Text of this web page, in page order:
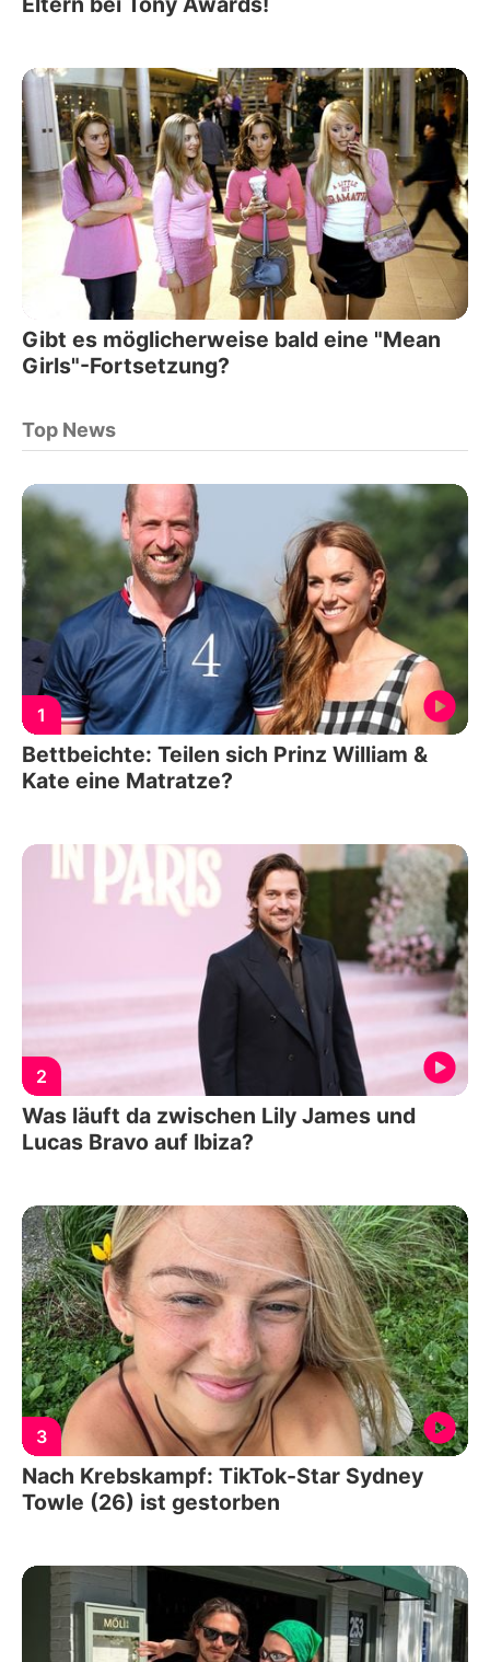
Gibt es möglicherweise bald eine "Mean
Girls"-Fortsetzung?
Top News
1
Bettbeichte: Teilen sich Prinz William &
Kate eine Matratze?
2
Was läuft da zwischen Lily James und
Lucas Bravo auf Ibiza?
3
Nach Krebskampf: TikTok-Star Sydney
Towle (26) ist gestorben